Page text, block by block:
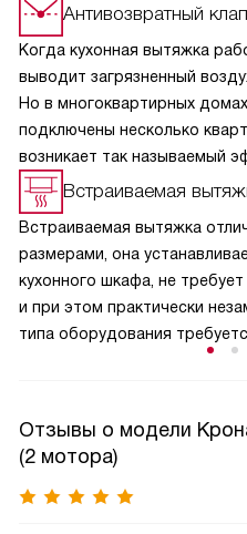
Антивозвратный
Когда кухонная вытяжка
выводит загрязненный
Но в многоквартирных
подключены несколько
возникает так называемый
и в кухню из вентиляции
воздух, отводимый
неприятных запахов, из
может попасть пыль. Эта
домовладений, поскольку
аллергенной пыльце
Встраиваемая
Встраиваемая вытяжка
размерами, она
кухонного шкафа, не
и при этом практически
типа оборудования
Отзывы о модели
(2 мотора)